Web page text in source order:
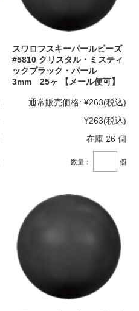
スワロフスキーパールビーズ
#5810 クリスタル・ミスティ
ックブラック・パール
3mm 25ヶ 【メール便可】
通常販売価格: ¥263(税込)
¥263(税込)
在庫 26 個
数量： 個